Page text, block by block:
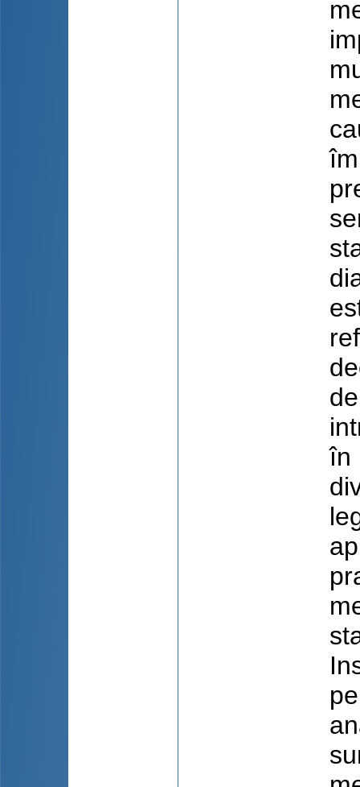
în